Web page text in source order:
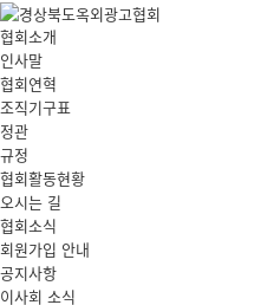
협회소개
인사말
협회연혁
조직기구표
정관
규정
협회활동현황
오시는 길
협회소식
회원가입 안내
공지사항
이사회 소식